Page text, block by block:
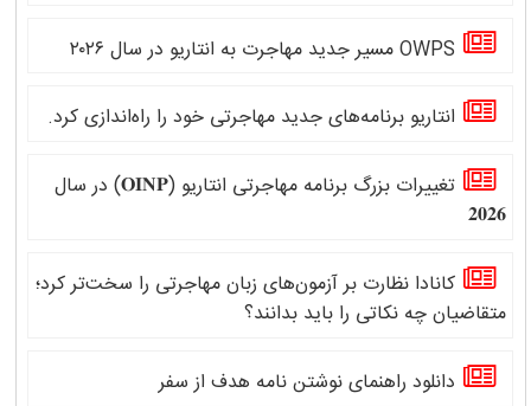
OWPS مسیر جدید مهاجرت به انتاریو در سال ۲۰۲۶
انتاریو برنامه‌های جدید مهاجرتی خود را راه‌اندازی کرد.
تغییرات بزرگ برنامه مهاجرتی انتاریو (𝐎𝐈𝐍𝐏) در سال
𝟐𝟎𝟐𝟔
کانادا نظارت بر آزمون‌های زبان مهاجرتی را سخت‌تر کرد؛
متقاضیان چه نکاتی را باید بدانند؟
دانلود راهنمای نوشتن نامه هدف از سفر